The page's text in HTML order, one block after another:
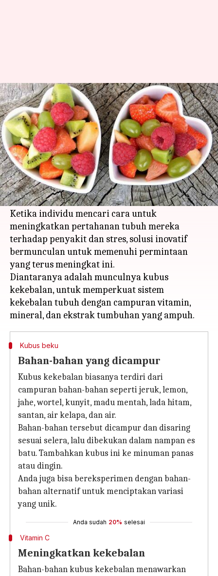
Kubus kekebalan: Semua
tentang tren kesehatan ini
menulis Bob Mar 19, 2024 11:36 am
Apa ceritanya
Belakangan ini, peningkatan fokus pada
kesehatan dan kesejahteraan, khususnya
ketahanan imun, menjadi pusat perhatian.
Ketika individu mencari cara untuk
meningkatkan pertahanan tubuh mereka
terhadap penyakit dan stres, solusi inovatif
bermunculan untuk memenuhi permintaan
yang terus meningkat ini.
Diantaranya adalah munculnya kubus
kekebalan, untuk memperkuat sistem
kekebalan tubuh dengan campuran vitamin,
Kubus beku
Bahan-bahan yang dicampur
Kubus kekebalan biasanya terdiri dari
campuran bahan-bahan seperti jeruk, lemon,
jahe, wortel, kunyit, madu mentah, lada hitam,
santan, air kelapa, dan air.
Bahan-bahan tersebut dicampur dan disaring
sesuai selera, lalu dibekukan dalam nampan es
batu. Tambahkan kubus ini ke minuman panas
atau dingin.
Anda juga bisa bereksperimen dengan bahan-
bahan alternatif untuk menciptakan variasi
yang unik.
Anda sudah 20% selesai
Vitamin C
Meningkatkan kekebalan
Bahan-bahan kubus kekebalan menawarkan